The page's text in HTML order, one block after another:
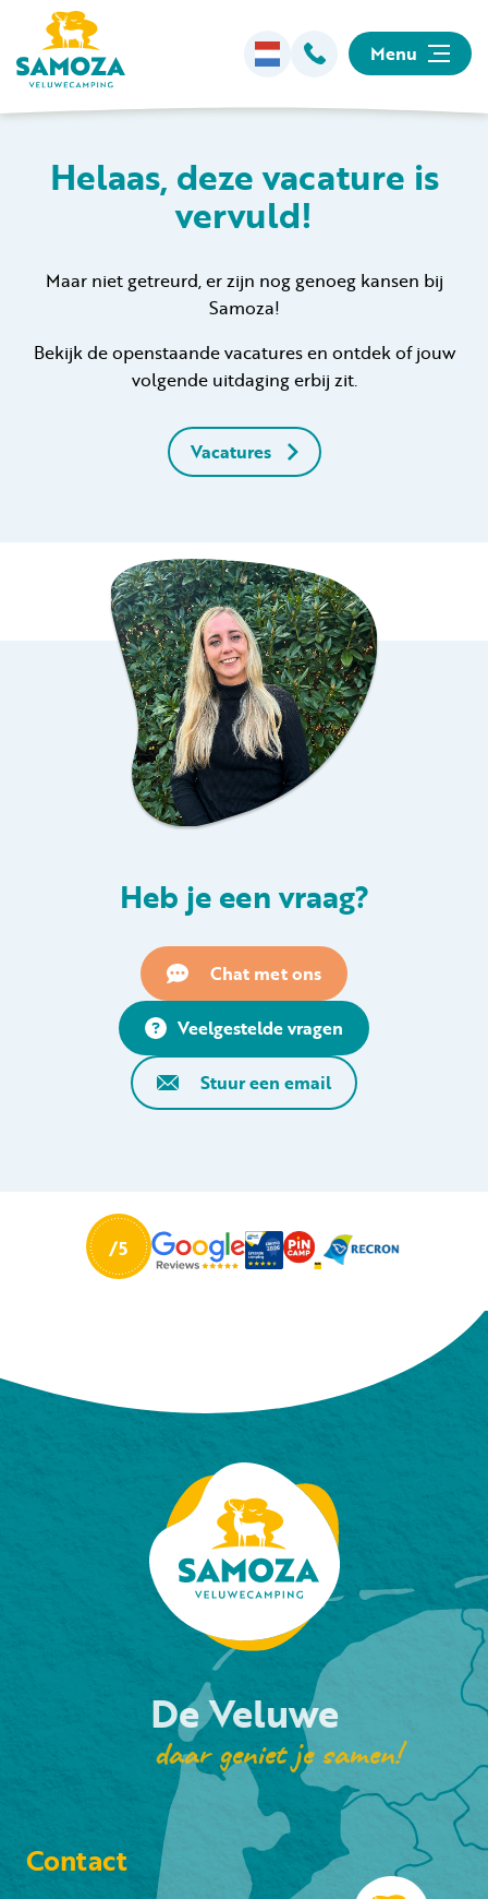
Menu
Overnachten
Faciliteiten
Animatie
Omgeving
Particulier huren
+31 (0) 577 411 283
Gastinformatie
Werken bij
Mijn Samoza
Helaas, deze vacature is
vervuld!
Maar niet getreurd, er zijn nog genoeg kansen bij
Samoza!
Bekijk de openstaande vacatures en ontdek of jouw
volgende uitdaging erbij zit.
Vacatures
Heb je een vraag?
Chat met ons
Veelgestelde vragen
Stuur een email
De Veluwe
daar geniet je samen!
Contact